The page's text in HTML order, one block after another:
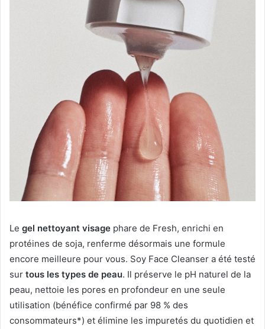
Le gel nettoyant visage phare de Fresh, enrichi en
protéines de soja, renferme désormais une formule
encore meilleure pour vous. Soy Face Cleanser a été testé
sur tous les types de peau. Il préserve le pH naturel de la
peau, nettoie les pores en profondeur en une seule
utilisation (bénéfice confirmé par 98 % des
consommateurs*) et élimine les impuretés du quotidien et